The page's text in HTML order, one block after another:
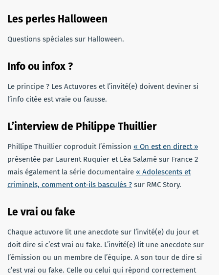
Les perles Halloween
Questions spéciales sur Halloween.
Info ou infox ?
Le principe ? Les Actuvores et l’invité(e) doivent deviner si
l’info citée est vraie ou fausse.
L’interview de Philippe Thuillier
Phillipe Thuillier coproduit l’émission « On est en direct »
présentée par Laurent Ruquier et Léa Salamé sur France 2
mais également la série documentaire « Adolescents et
criminels, comment ont-ils basculés ? sur RMC Story.
Le vrai ou fake
Chaque actuvore lit une anecdote sur l’invité(e) du jour et
doit dire si c’est vrai ou fake. L’invité(e) lit une anecdote sur
l’émission ou un membre de l’équipe. A son tour de dire si
c’est vrai ou fake. Celle ou celui qui répond correctement